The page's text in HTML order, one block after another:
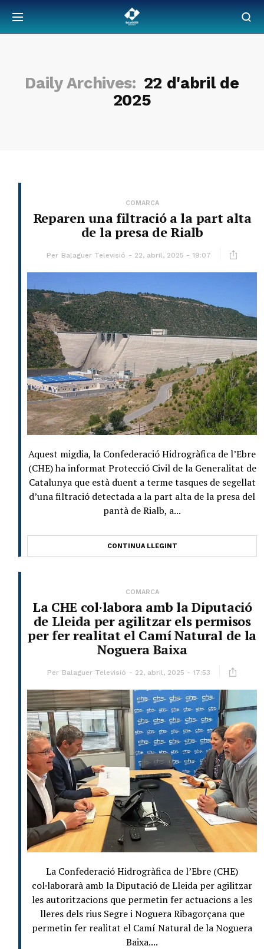
Daily Archives: 22 d'abril de
2025
COMARCA
Reparen una filtració a la part alta
de la presa de Rialb
Per Balaguer Televisió 22, abril, 2025 - 19:07
Aquest migdia, la Confederació Hidrogràfica de l’Ebre
(CHE) ha informat Protecció Civil de la Generalitat de
Catalunya que està duent a terme tasques de segellat
d’una filtració detectada a la part alta de la presa del
pantà de Rialb, a...
CONTINUA LLEGINT
COMARCA
La CHE col·labora amb la Diputació
de Lleida per agilitzar els permisos
per fer realitat el Camí Natural de la
Noguera Baixa
Per Balaguer Televisió 22, abril, 2025 - 17:53
La Confederació Hidrogràfica de l’Ebre (CHE)
col·laborarà amb la Diputació de Lleida per agilitzar
les autoritzacions que permetin fer actuacions a les
lleres dels rius Segre i Noguera Ribagorçana que
permetin fer realitat el Camí Natural de la Noguera
Baixa....